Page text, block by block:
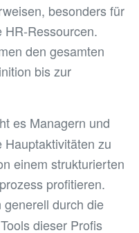
besonders für
Ressourcen.
den gesamten
bis zur
es Managern und
zu
einem strukturierten
profitieren.
generell durch die
dieser Profis